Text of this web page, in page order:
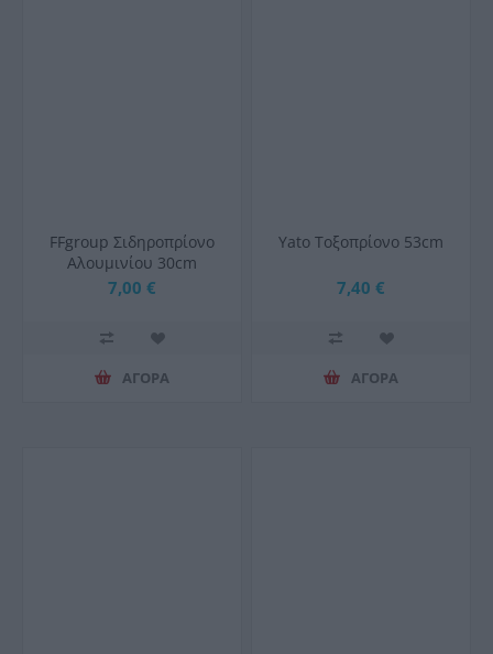
FFgroup Σιδηροπρίονο
Αλουμινίου 30cm
7,00 €
ΑΓΟΡΑ
Yato Τοξοπρίονο 53cm
7,40 €
ΑΓΟΡΑ